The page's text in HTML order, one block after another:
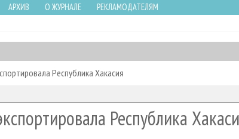
АРХИВ О ЖУРНАЛЕ
РЕКЛАМОДАТЕЛЯМ
Республика Хакасия
Республика